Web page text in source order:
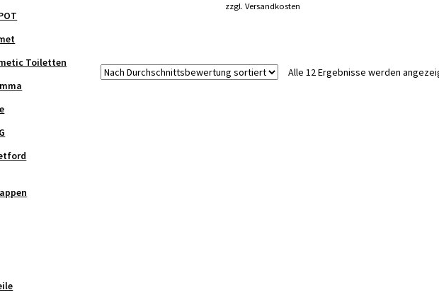
zzgl. Versandkosten
Alle 12 Ergebnisse werden
Toiletten